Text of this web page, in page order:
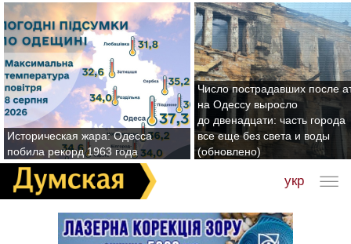
Историческая жара: Одесса
побила рекорд 1963 года
Число пострадавших после
на Одессу выросло
до двенадцати: часть города
все еще без света и воды
(обновлено)
укр